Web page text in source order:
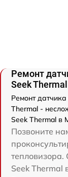
Ремонт
Seek Thermal
Ремонт
Thermal -
Seek Thermal в
Позвоните
тепловизора.
Seek Thermal